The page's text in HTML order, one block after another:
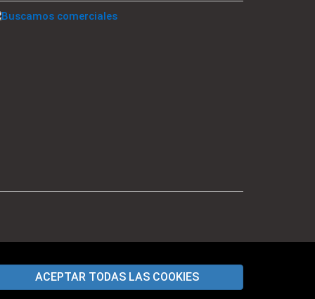
ACEPTAR TODAS LAS COOKIES